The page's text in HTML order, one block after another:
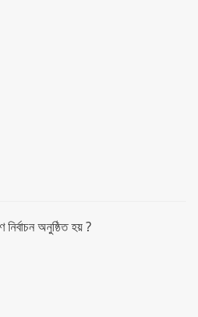
অনুষ্ঠিত হয় ?